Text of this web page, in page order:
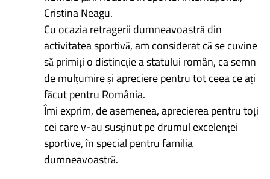
Cristina Neagu.
Cu ocazia retragerii dumneavoastră din
activitatea sportivă, am considerat că se cuvine
să primiți o distincție a statului român, ca semn
de mulțumire și apreciere pentru tot ceea ce ați
făcut pentru România.
Îmi exprim, de asemenea, aprecierea pentru toți
cei care v-au susținut pe drumul excelenței
sportive, în special pentru familia
dumneavoastră.